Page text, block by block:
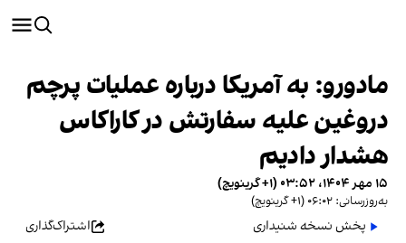
مادورو: به آمریکا درباره عملیات پرچم
دروغین علیه سفارتش در کاراکاس
هشدار دادیم
۱۵ مهر ۱۴۰۴، ۰۳:۵۲ (‎+۱ گرینویچ)
به‌روزرسانی: ۰۶:۰۲ (‎+۱ گرینویچ)
پخش نسخه شنیداری اشتراک‌گذاری